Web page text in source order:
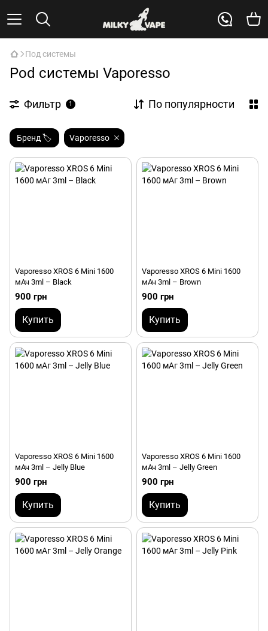
Под системы
Pod системы Vaporesso
Фильтр 1 По популярности
Бренд 🏷️ Vaporesso
Vaporesso XROS 6 Mini 1600
мАч 3ml – Black
900 грн
Купить
Vaporesso XROS 6 Mini 1600
мАч 3ml – Brown
900 грн
Купить
Vaporesso XROS 6 Mini 1600
мАч 3ml – Jelly Blue
900 грн
Купить
Vaporesso XROS 6 Mini 1600
мАч 3ml – Jelly Green
900 грн
Купить